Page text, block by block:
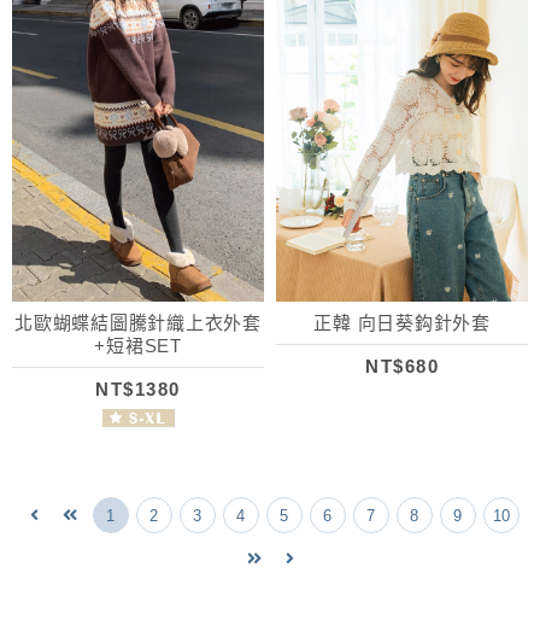
北歐蝴蝶結圖騰針織上衣外套
+短裙SET
NT$1380
正韓 向日葵鈎針外套
NT$680
1 2 3 4 5 6 7 8 9 10